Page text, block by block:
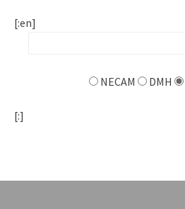
[:en]
NECAM DMH
[:]